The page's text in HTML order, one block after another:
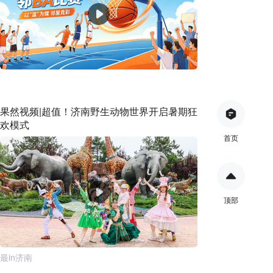
果然视频|超值！济南野生动物世界开启暑期狂
欢模式
最in济南
首页
顶部